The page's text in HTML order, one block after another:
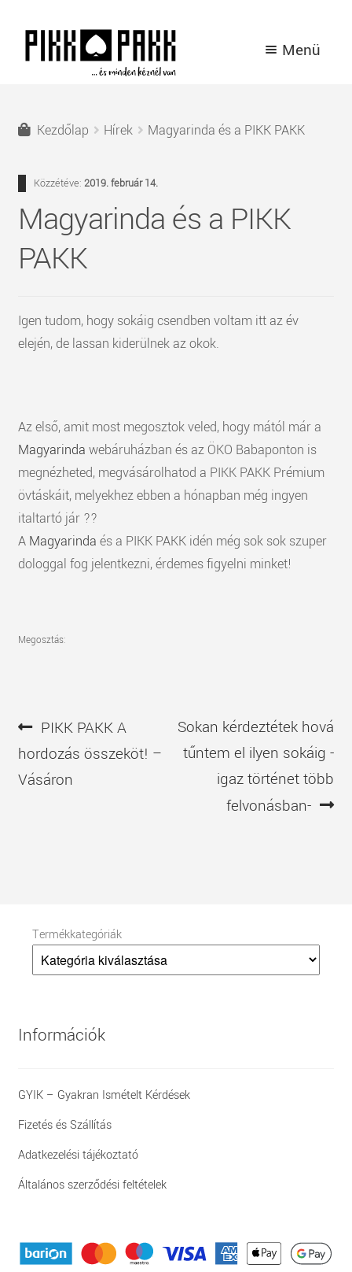
Ugrás
Kilépés
Menü
HÍREK
KAPCSOLAT
BELÉPÉS / REGISZTRÁCIÓ
Kezdőlap Hírek Magyarinda és a PIKK PAKK
Közzétéve: 2019. február 14.
Magyarinda és a PIKK
PAKK
Igen tudom, hogy sokáig csendben voltam itt az év
elején, de lassan kiderülnek az okok.
Az első, amit most megosztok veled, hogy mától már a
Magyarinda webáruházban és az ÖKO Babaponton is
megnézheted, megvásárolhatod a PIKK PAKK Prémium
övtáskáit, melyekhez ebben a hónapban még ingyen
italtartó jár ??
A Magyarinda és a PIKK PAKK idén még sok sok szuper
dologgal fog jelentkezni, érdemes figyelni minket!
Megosztás:
Bejegyzés
navigáció
Előző
bejegyzés
PIKK PAKK A
hordozás összeköt! –
Vásáron
Következő
bejegyzés
Sokan kérdeztétek hová
tűntem el ilyen sokáig -
igaz történet több
felvonásban-
Termékkategóriák
Információk
GYIK – Gyakran Ismételt Kérdések
Fizetés és Szállítás
Adatkezelési tájékoztató
Általános szerződési feltételek